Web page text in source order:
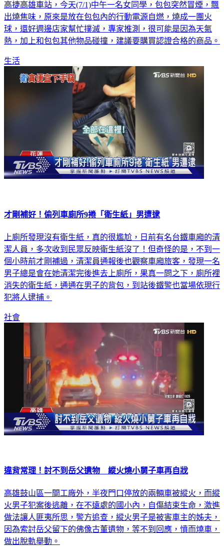
高捷高雄車站，今天(7/1)中午一名女同學，包包突然冒煙，飄
出燒焦味，原來是放在包包內的行動電源自燃，燒成一團火
球，還好週邊店家幫忙撲滅，專家推測，很可能是因為天氣
熱，加上和包包其他物品碰撞，建議要購買認證合格的商品。
生活
才剛補好！偷列車廁所9捲「衛生紙」男遭逮
上廁所發現沒有衛生紙，真的很尷尬，日前有名台鐵車廂的清
潔人員，多次收到民眾反映衛生紙沒了！但奇怪的是，不到一
個小時前才剛補過，清潔員通報後也觀察車廂旅客，發現一名
男子總是會在她清潔完後進去上廁所，果真一問之下，廁所裡
消失的衛生紙，通通在男子的背包，到站後鐵警也當場依現行
犯將人逮捕。
社會
違背常理！討不到岳父遺物 縱火燒小舅子車再自戕
高雄鼓山區一間工廠外，半夜門口停放的兩輛車被縱火，而縱
火男子犯案後逃離，在不遠處的國小內，自傷結束生命，激進
做法讓人匪夷所思，警方追查，縱火男子是被害車主的姊夫，
因為索討岳父留下的佛像古董遺物，等不到回應，憤而燒車，
做出脫軌舉動。